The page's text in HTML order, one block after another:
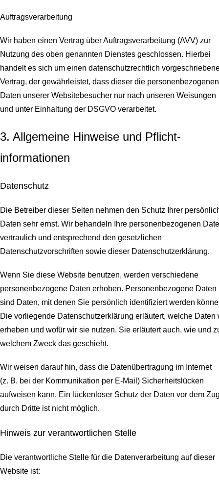
Auftragsverarbeitung
Wir haben einen Vertrag über Auftragsverarbeitung (AVV) zur
Nutzung des oben genannten Dienstes geschlossen. Hierbei
handelt es sich um einen datenschutzrechtlich
Vertrag, der gewährleistet, dass dieser die personenbezogenen
Daten unserer Websitebesucher nur nach unseren Weisungen
und unter Einhaltung der DSGVO verarbeitet.
3. Allgemeine Hinweise und Pflicht­
informationen
Datenschutz
Die Betreiber dieser Seiten nehmen den Schutz Ihrer
Daten sehr ernst. Wir behandeln Ihre personenbezogenen
vertraulich und entsprechend den gesetzlichen
Datenschutzvorschriften sowie dieser Datenschutzerklärung.
Wenn Sie diese Website benutzen, werden verschiedene
personenbezogene Daten erhoben. Personenbezogene Daten
sind Daten, mit denen Sie persönlich identifiziert werden
Die vorliegende Datenschutzerklärung erläutert, welche Daten
erheben und wofür wir sie nutzen. Sie erläutert auch, wie und
welchem Zweck das geschieht.
Wir weisen darauf hin, dass die Datenübertragung im Internet
(z. B. bei der Kommunikation per E-Mail) Sicherheitslücken
aufweisen kann. Ein lückenloser Schutz der Daten vor dem
durch Dritte ist nicht möglich.
Hinweis zur verantwortlichen Stelle
Die verantwortliche Stelle für die Datenverarbeitung auf dieser
Website ist: